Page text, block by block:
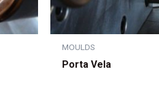
MOULDS
Porta Vela